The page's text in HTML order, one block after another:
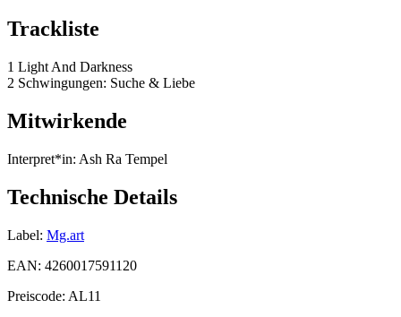
Trackliste
1 Light And Darkness
2 Schwingungen: Suche & Liebe
Mitwirkende
Interpret*in: Ash Ra Tempel
Technische Details
Label: Mg.art
EAN: 4260017591120
Preiscode: AL11